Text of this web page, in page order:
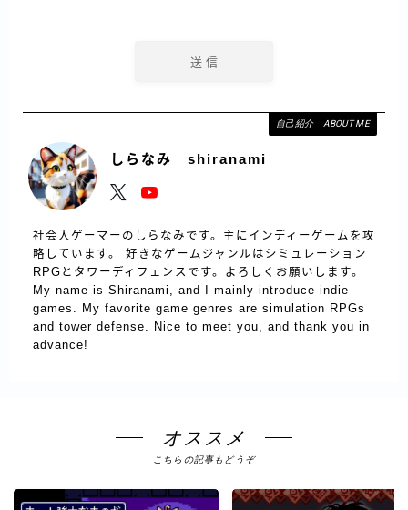
自己紹介 ABOUT ME
しらなみ shiranami
社会人ゲーマーのしらなみです。主にインディーゲームを攻
略しています。 好きなゲームジャンルはシミュレーション
RPGとタワーディフェンスです。よろしくお願いします。
My name is Shiranami, and I mainly introduce indie
games. My favorite game genres are simulation RPGs
and tower defense. Nice to meet you, and thank you in
advance!
オススメ
こちらの記事もどうぞ